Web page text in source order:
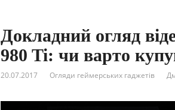
Докладний огляд
980 Ti: чи варто
20.07.2017 Огляди геймерських гаджетів